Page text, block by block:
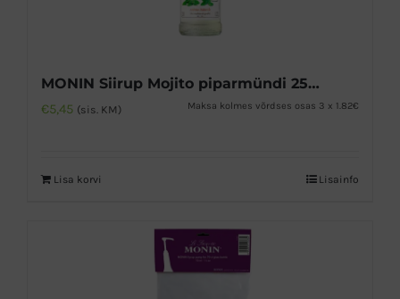
MONIN Siirup Mojito piparmündi 250ml
€5,45 (sis. KM) Maksa kolmes võrdses osas 3 x 1.82€
Lisa korvi Lisainfo